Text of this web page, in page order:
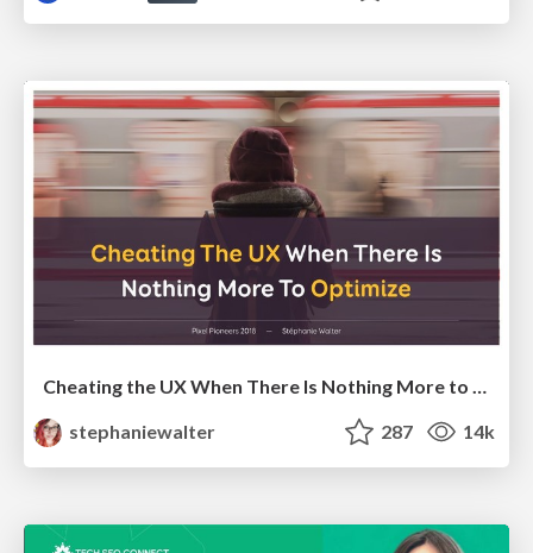
Cheating the UX When There Is Nothing More to Optimize - PixelPioneers
stephaniewalter
287 14k